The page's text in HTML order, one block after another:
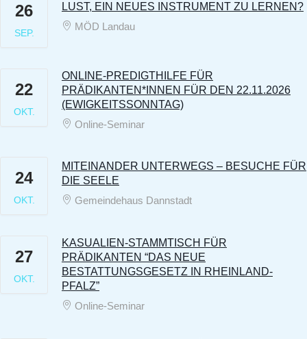
26
SEP.
LUST, EIN NEUES INSTRUMENT ZU LERNEN?
MÖD Landau
22
OKT.
ONLINE-PREDIGTHILFE FÜR
PRÄDIKANTEN*INNEN FÜR DEN 22.11.2026
(EWIGKEITSSONNTAG)
Online-Seminar
24
OKT.
MITEINANDER UNTERWEGS – BESUCHE FÜR
DIE SEELE
Gemeindehaus Dannstadt
27
OKT.
KASUALIEN-STAMMTISCH FÜR
PRÄDIKANTEN “DAS NEUE
BESTATTUNGSGESETZ IN RHEINLAND-
PFALZ”
Online-Seminar